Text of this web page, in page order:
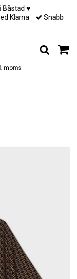
Båstad ♥︎
Klarna
Snabb
moms